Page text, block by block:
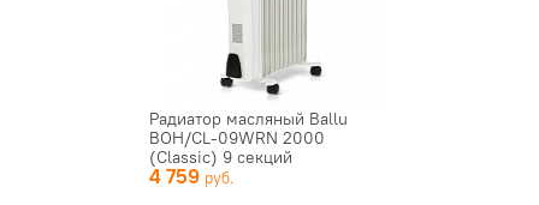
Радиатор масляный Ballu
BOH/CL-09WRN 2000
(Classic) 9 секций
4 759